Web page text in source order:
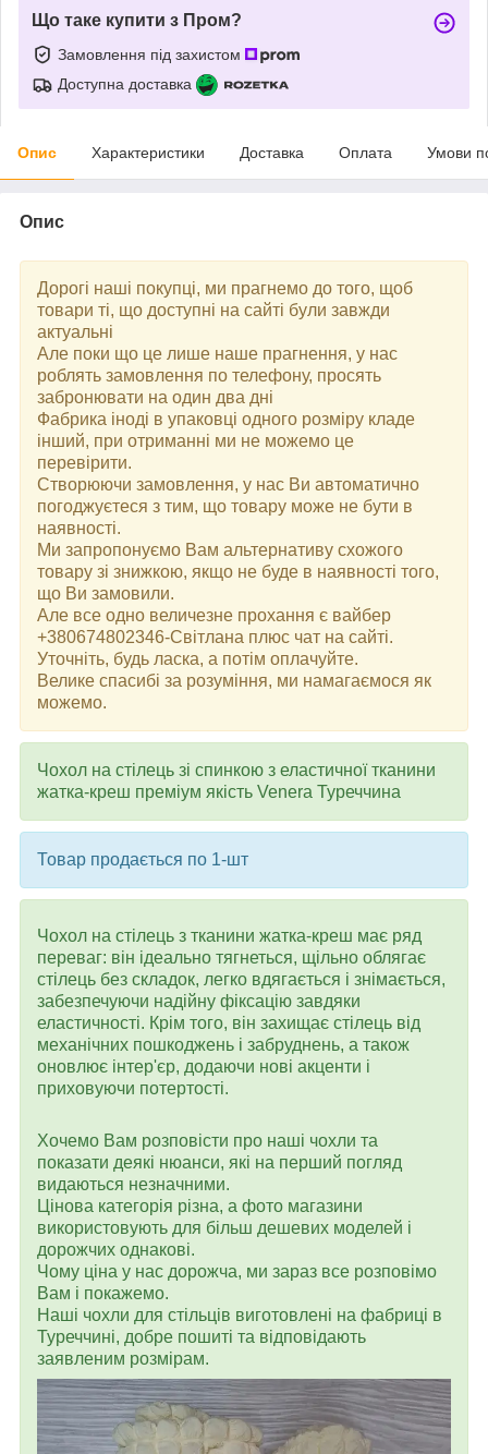
Що таке купити з Пром?
Замовлення під захистом
Доступна доставка
Опис Характеристики Доставка Оплата Умови
Опис
Дорогі наші покупці, ми прагнемо до того, щоб
товари ті, що доступні на сайті були завжди
актуальні
Але поки що це лише наше прагнення, у нас
роблять замовлення по телефону, просять
забронювати на один два дні
Фабрика іноді в упаковці одного розміру кладе
інший, при отриманні ми не можемо це
перевірити.
Створюючи замовлення, у нас Ви автоматично
погоджуєтеся з тим, що товару може не бути в
наявності.
Ми запропонуємо Вам альтернативу схожого
товару зі знижкою, якщо не буде в наявності того,
що Ви замовили.
Але все одно величезне прохання є вайбер
+380674802346-Світлана плюс чат на сайті.
Уточніть, будь ласка, а потім оплачуйте.
Велике спасибі за розуміння, ми намагаємося як
можемо.
Чохол на стілець зі спинкою з еластичної тканини
жатка-креш преміум якість Venera Туреччина
Товар продається по 1-шт
Чохол на стілець з тканини жатка-креш має ряд
переваг: він ідеально тягнеться, щільно облягає
стілець без складок, легко вдягається і знімається,
забезпечуючи надійну фіксацію завдяки
еластичності. Крім того, він захищає стілець від
механічних пошкоджень і забруднень, а також
оновлює інтер'єр, додаючи нові акценти і
приховуючи потертості.
Хочемо Вам розповісти про наші чохли та
показати деякі нюанси, які на перший погляд
видаються незначними.
Цінова категорія різна, а фото магазини
використовують для більш дешевих моделей і
дорожчих однакові.
Чому ціна у нас дорожча, ми зараз все розповімо
Вам і покажемо.
Наші чохли для стільців виготовлені на фабриці в
Туреччині, добре пошиті та відповідають
заявленим розмірам.